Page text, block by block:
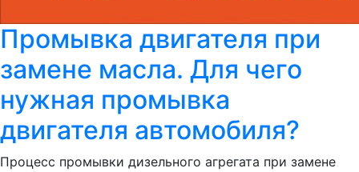
Промывка двигателя при
замене масла. Для чего
нужная промывка
двигателя автомобиля?
Процесс промывки дизельного агрегата при замене